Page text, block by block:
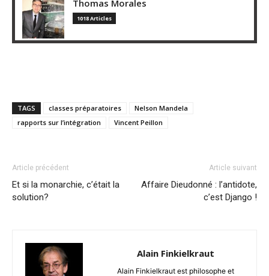
Thomas Morales
1018 Articles
TAGS classes préparatoires
Nelson Mandela
rapports sur l’intégration
Vincent Peillon
Article précédent
Et si la monarchie, c’était la
solution?
Article suivant
Affaire Dieudonné : l’antidote,
c’est Django !
Alain Finkielkraut
Alain Finkielkraut est philosophe et